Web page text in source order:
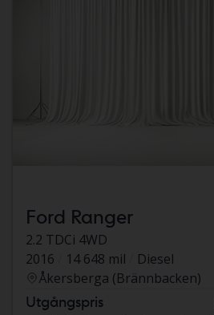
Ford Ranger
2.2 TDCi 4WD
2016
14 648 mil
Diesel
Åkersberga (Brännbacken)
Utgångspris